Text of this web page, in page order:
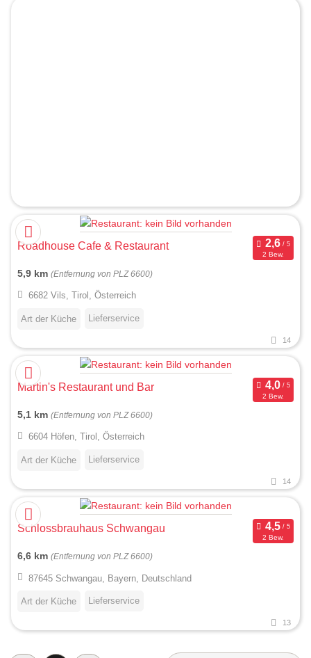
Roadhouse Cafe & Restaurant
2 Bew.
5,9 km (Entfernung von PLZ 6600)
6682 Vils, Tirol, Österreich
Art der Küche Lieferservice
14
Martin's Restaurant und Bar
2 Bew.
5,1 km (Entfernung von PLZ 6600)
6604 Höfen, Tirol, Österreich
Art der Küche Lieferservice
14
Schlossbrauhaus Schwangau
2 Bew.
6,6 km (Entfernung von PLZ 6600)
87645 Schwangau, Bayern, Deutschland
Art der Küche Lieferservice
13